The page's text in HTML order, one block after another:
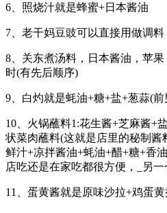
6、照烧汁就是蜂蜜+日本酱油
7、老干妈豆豉可以直接用做调
8、关东煮汤料，日本酱油，苹
时(有先后顺序)
9、白灼就是蚝油+糖+盐+葱蒜(前
10、火锅蘸料1:花生酱+芝麻酱+
状菜肉蘸料(这就是店里的秘制酱
鲜汁+凉拌酱油+蚝油+醋+糖+香
店吃还是在家吃都很方便，_另
11、蛋黄酱就是原味沙拉+鸡蛋